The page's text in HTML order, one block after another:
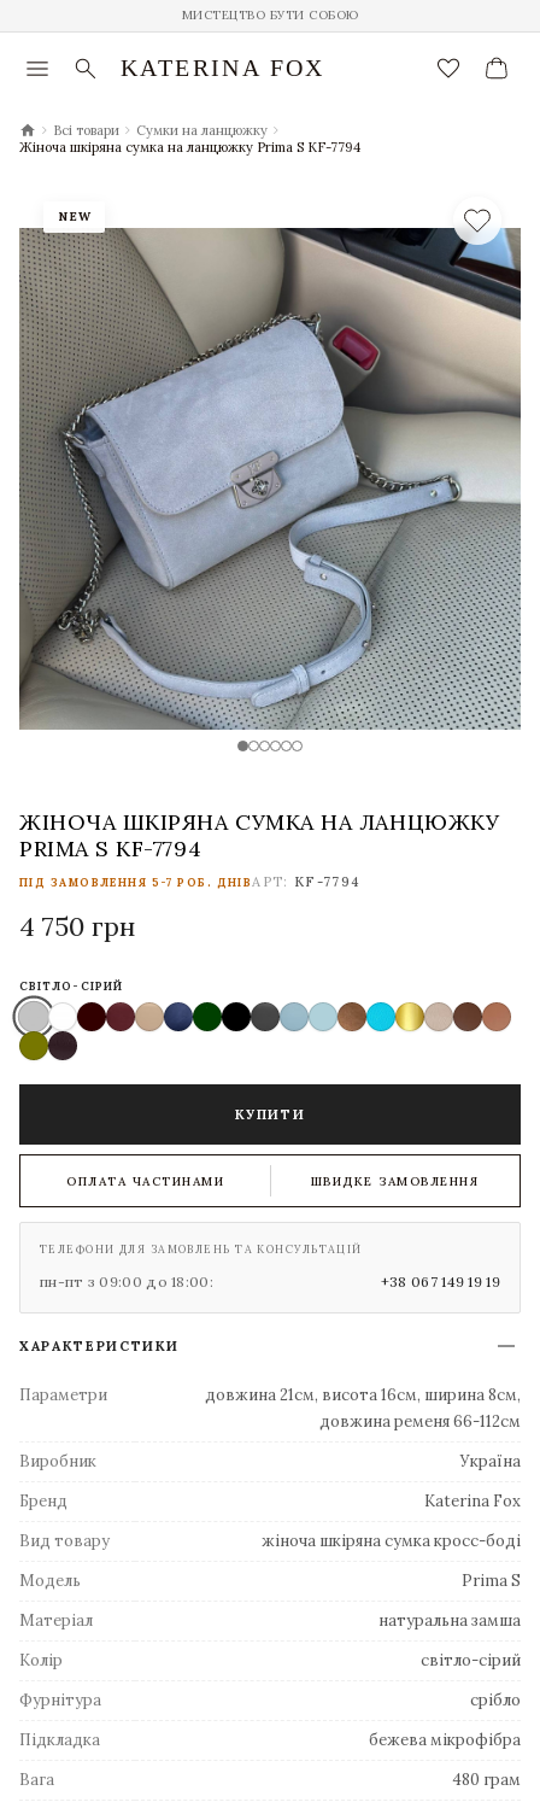
МИСТЕЦТВО БУТИ СОБОЮ
menu search KATERINA FOX favorite_border
chevron_right Всі товари chevron_right Сумки на ланцюжку chevron_right
Жіноча шкіряна сумка на ланцюжку Prima S KF-7794
NEW
ЖІНОЧА ШКІРЯНА СУМКА НА ЛАНЦЮЖКУ
PRIMA S KF-7794
ПІД ЗАМОВЛЕННЯ 5-7 РОБ. ДНІВ АРТ: KF-7794
4 750 грн
СВІТЛО-СІРИЙ
КУПИТИ
ОПЛАТА ЧАСТИНАМИ ШВИДКЕ ЗАМОВЛЕННЯ
ТЕЛЕФОНИ ДЛЯ ЗАМОВЛЕНЬ ТА КОНСУЛЬТАЦІЙ
пн-пт з 09:00 до 18:00: +38 067 149 19 19
ХАРАКТЕРИСТИКИ
Параметри
довжина 21см, висота 16см, ширина 8см,
довжина ременя 66-112см
Виробник
Україна
Бренд
Katerina Fox
Вид товару
жіноча шкіряна сумка кросс-боді
Модель
Prima S
Матеріал
натуральна замша
Колір
світло-сірий
Фурнітура
срібло
Підкладка
бежева мікрофібра
Вага
480 грам